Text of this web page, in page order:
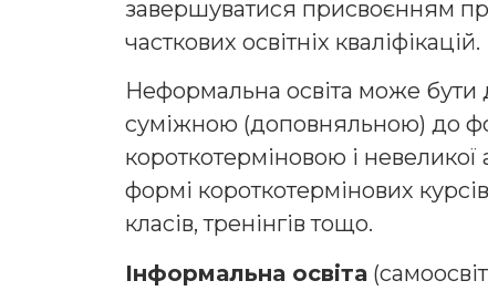
завершуватися присвоєнням
часткових освітніх кваліфікацій.
Неформальна освіта може
суміжною (доповняльною) до
короткотерміновою і невеликої
формі короткотермінових
класів, тренінгів тощо.
Інформальна освіта